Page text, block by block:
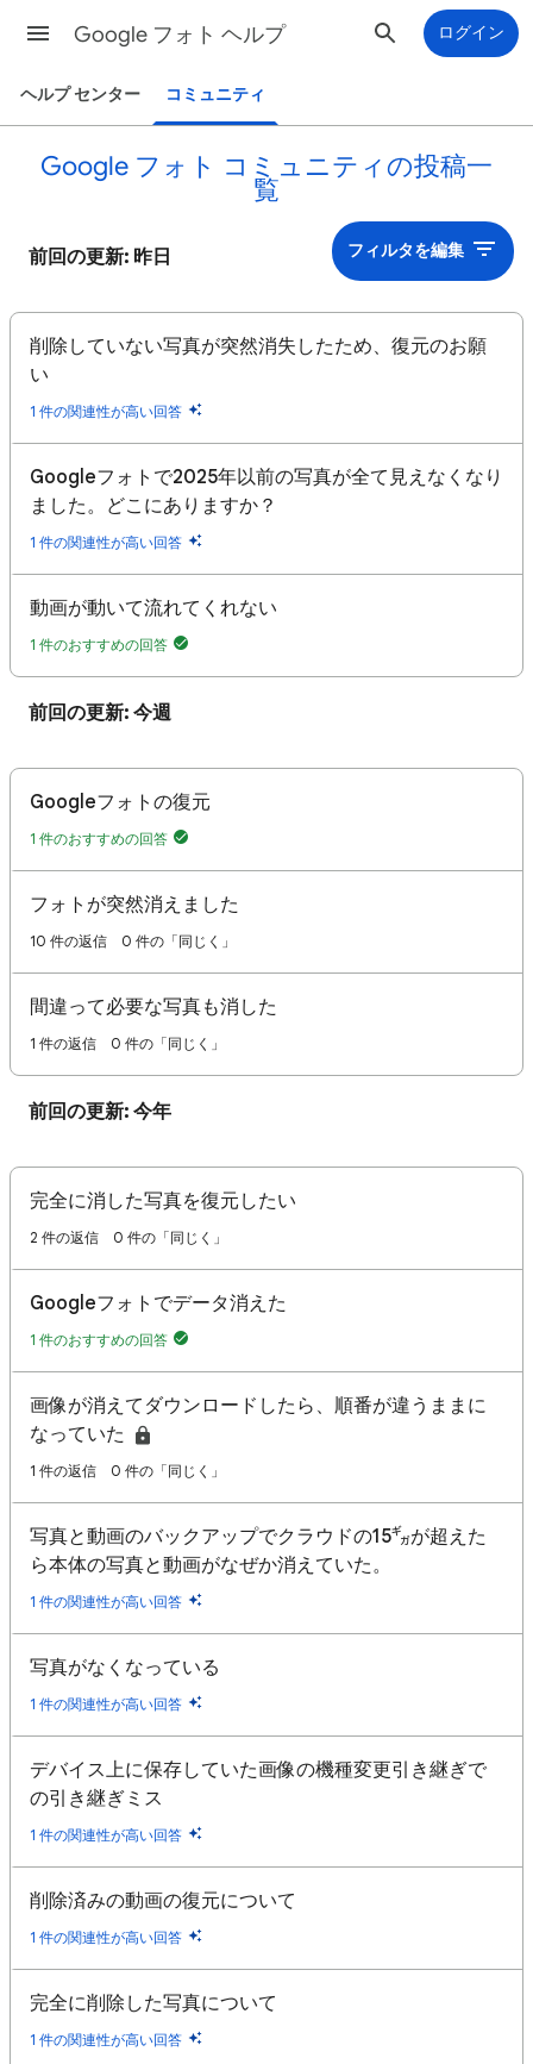
Google フォト ヘルプ ログイン
ヘルプ センター コミュニティ
Google フォト コミュニティの投稿一
覧
フィルタを編集
前回の更新: 昨日
削除していない写真が突然消失したため、復元のお願
い
1 件の関連性が高い回答
Googleフォトで2025年以前の写真が全て見えなくなり
ました。どこにありますか？
1 件の関連性が高い回答
動画が動いて流れてくれない
1 件のおすすめの回答
前回の更新: 今週
Googleフォトの復元
1 件のおすすめの回答
フォトが突然消えました
10 件の返信 0 件の「同じく」
間違って必要な写真も消した
1 件の返信 0 件の「同じく」
前回の更新: 今年
完全に消した写真を復元したい
2 件の返信 0 件の「同じく」
Googleフォトでデータ消えた
1 件のおすすめの回答
画像が消えてダウンロードしたら、順番が違うままに
なっていた
1 件の返信 0 件の「同じく」
写真と動画のバックアップでクラウドの15㌐が超えた
ら本体の写真と動画がなぜか消えていた。
1 件の関連性が高い回答
写真がなくなっている
1 件の関連性が高い回答
デバイス上に保存していた画像の機種変更引き継ぎで
の引き継ぎミス
1 件の関連性が高い回答
削除済みの動画の復元について
1 件の関連性が高い回答
完全に削除した写真について
1 件の関連性が高い回答